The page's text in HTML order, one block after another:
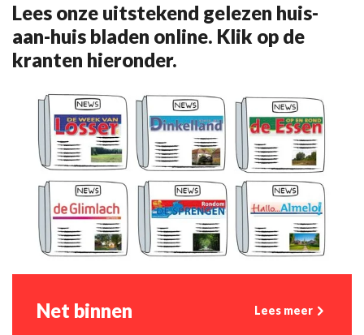
Lees onze uitstekend gelezen huis-
aan-huis bladen online. Klik op de
kranten hieronder.
Net binnen Lees meer